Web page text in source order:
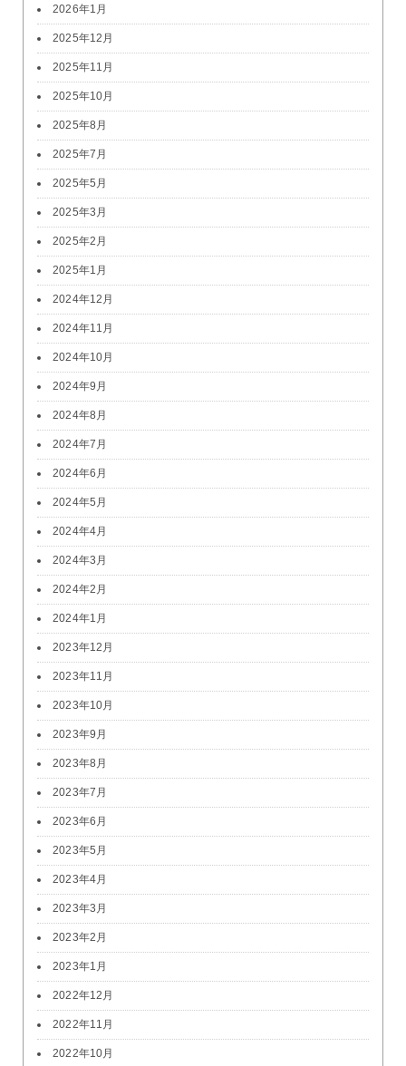
2026年1月
2025年12月
2025年11月
2025年10月
2025年8月
2025年7月
2025年5月
2025年3月
2025年2月
2025年1月
2024年12月
2024年11月
2024年10月
2024年9月
2024年8月
2024年7月
2024年6月
2024年5月
2024年4月
2024年3月
2024年2月
2024年1月
2023年12月
2023年11月
2023年10月
2023年9月
2023年8月
2023年7月
2023年6月
2023年5月
2023年4月
2023年3月
2023年2月
2023年1月
2022年12月
2022年11月
2022年10月